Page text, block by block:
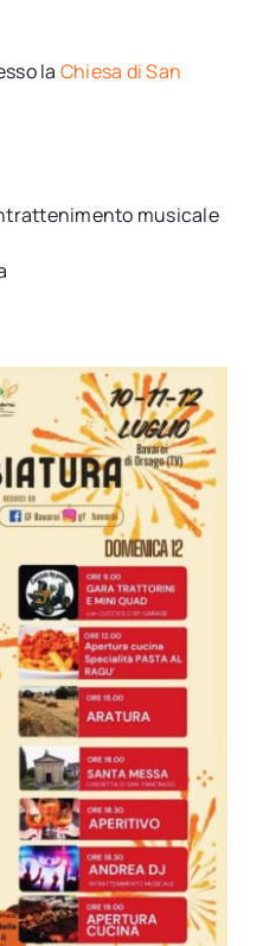
la Chiesa di San
musicale